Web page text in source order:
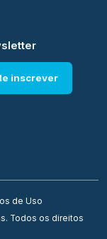
inscrever
de Uso
Todos os direitos